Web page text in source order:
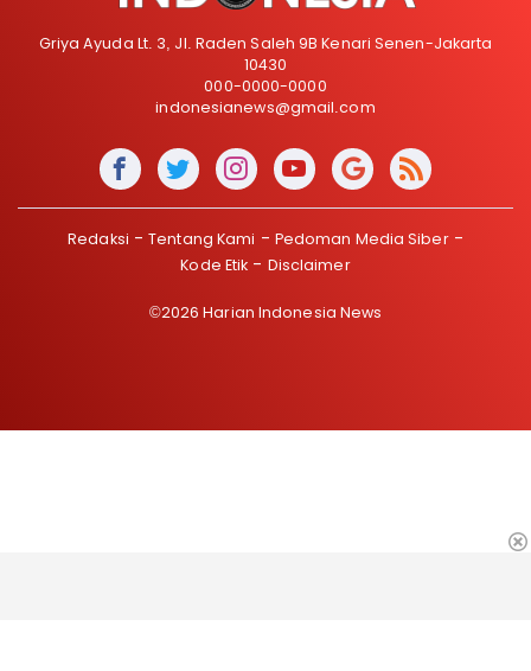
Griya Ayuda Lt. 3, Jl. Raden Saleh 9B Kenari Senen-Jakarta
10430
000-0000-0000
indonesianews@gmail.com
Redaksi Tentang Kami
Pedoman Media Siber
Kode Etik
Disclaimer
©2026 Harian Indonesia News